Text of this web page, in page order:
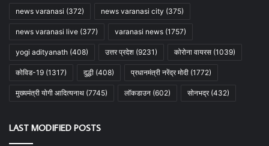
news varanasi (372) news varanasi city (375)
news varanasi live (377) varanasi news (1757)
yogi adityanath (408) उत्तर प्रदेश (9231) कोरोना वायरस (1039)
कोविड-19 (1317) दुद्धी (408) प्रधानमंत्री नरेंद्र मोदी (1772)
मुख्यमंत्री योगी आदित्यनाथ (7745) लॉकडाउन (602) सोनभद्र(432)
LAST MODIFIED POSTS